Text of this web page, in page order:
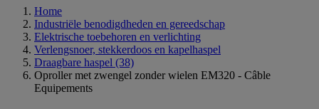
Home
Industriële benodigdheden en gereedschap
Elektrische toebehoren en verlichting
Verlengsnoer, stekkerdoos en kapelhaspel
Draagbare haspel (38)
Oproller met zwengel zonder wielen EM320 - Câble
Equipements